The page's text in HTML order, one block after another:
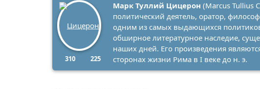
310 225
Марк Туллий Цицерон (Marcus Tullius
политический деятель, оратор,
одним из самых выдающихся
обширное литературное наследие,
наших дней. Его произведения
сторонах жизни Рима в I веке до н. э.